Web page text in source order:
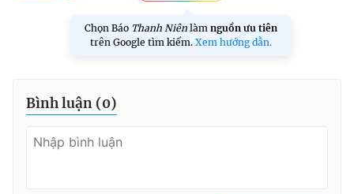
Chọn Báo Thanh Niên làm nguồn ưu tiên
trên Google tìm kiếm. Xem hướng dẫn.
Bình luận (0)